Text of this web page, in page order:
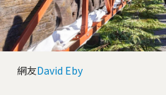
網友David Eby